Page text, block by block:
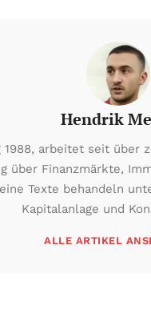
Hendrik
1988, arbeitet seit über
über Finanzmärkte,
Texte behandeln
Kapitalanlage und
ALLE ARTIKEL